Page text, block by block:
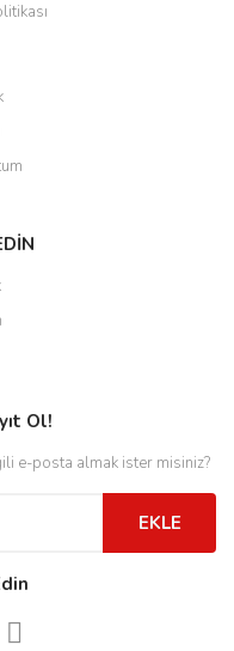
Ol!
e-posta almak ister misiniz?
EKLE